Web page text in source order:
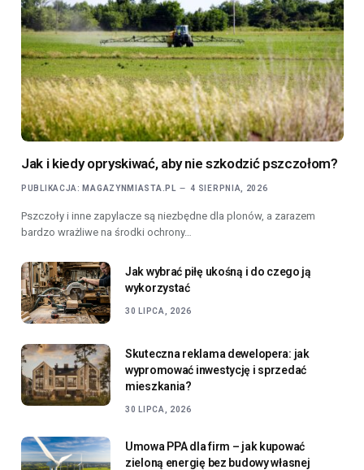
Jak i kiedy opryskiwać, aby nie szkodzić pszczołom?
PUBLIKACJA: MAGAZYNMIASTA.PL 4 SIERPNIA, 2026
Pszczoły i inne zapylacze są niezbędne dla plonów, a zarazem
bardzo wrażliwe na środki ochrony…
Jak wybrać piłę ukośną i do czego ją
wykorzystać
30 LIPCA, 2026
Skuteczna reklama dewelopera: jak
wypromować inwestycję i sprzedać
mieszkania?
30 LIPCA, 2026
Umowa PPA dla firm – jak kupować
zieloną energię bez budowy własnej